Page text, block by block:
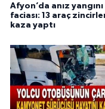
Afyon’da anız yangını
faciası: 13 araç
kaza yaptı